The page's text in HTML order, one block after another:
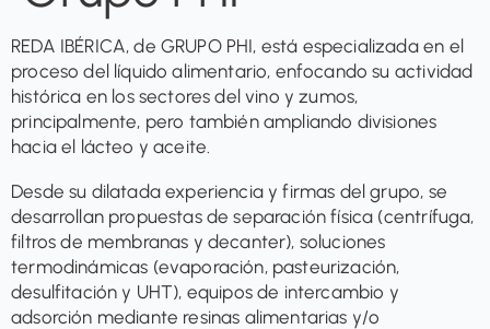
REDA IBÉRICA, de GRUPO PHI, está especializada en el
proceso del líquido alimentario, enfocando su actividad
histórica en los sectores del vino y zumos,
principalmente, pero también ampliando divisiones
hacia el lácteo y aceite.
Desde su dilatada experiencia y firmas del grupo, se
desarrollan propuestas de separación física (centrífuga,
filtros de membranas y decanter), soluciones
termodinámicas (evaporación, pasteurización,
desulfitación y UHT), equipos de intercambio y
adsorción mediante resinas alimentarias y/o